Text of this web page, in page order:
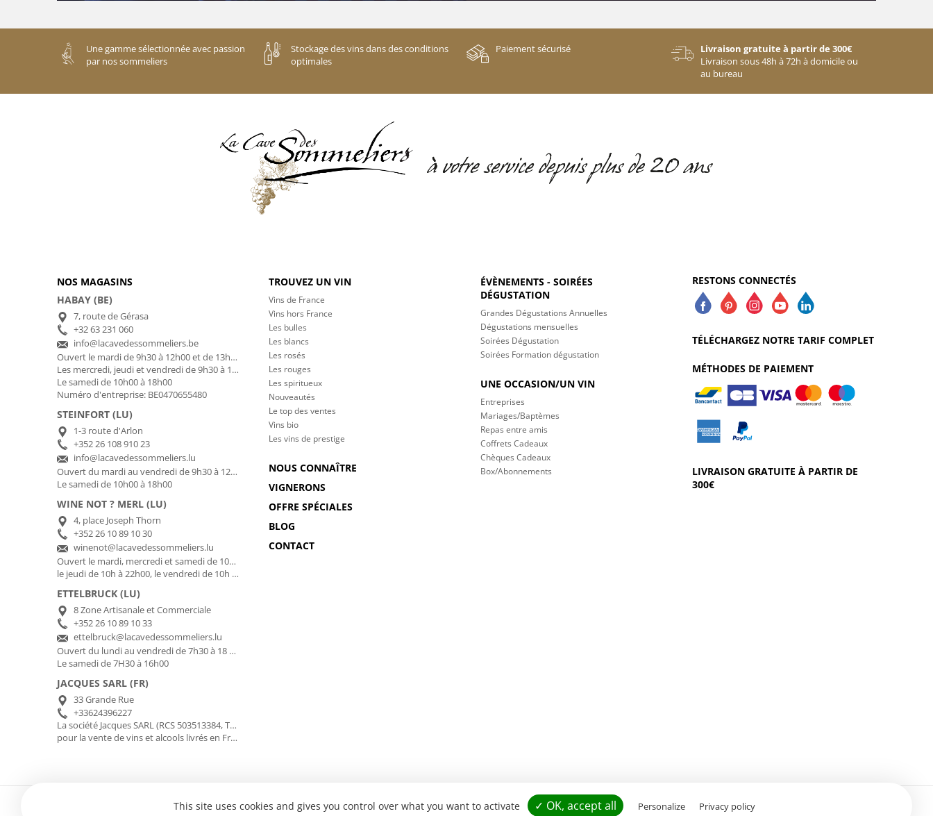
Une gamme sélectionnée avec passion
par nos sommeliers
Stockage des vins dans des conditions
optimales
Paiement sécurisé
Livraison gratuite à partir de 300€
Livraison sous 48h à 72h à domicile ou
au bureau
NOS MAGASINS
HABAY (BE)
7, route de Gérasa
+32 63 231 060
info@lacavedessommeliers.be
Ouvert le mardi de 9h30 à 12h00 et de 13h00 à 17h00
Les mercredi, jeudi et vendredi de 9h30 à 12h00 et de 13h00 à 18h30
Le samedi de 10h00 à 18h00
Numéro d'entreprise: BE0470655480
STEINFORT (LU)
1-3 route d'Arlon
+352 26 108 910 23
info@lacavedessommeliers.lu
Ouvert du mardi au vendredi de 9h30 à 12h00 et de 13h00 à 18h30
Le samedi de 10h00 à 18h00
WINE NOT ? MERL (LU)
4, place Joseph Thorn
+352 26 10 89 10 30
winenot@lacavedessommeliers.lu
Ouvert le mardi, mercredi et samedi de 10h à 18h30,
le jeudi de 10h à 22h00, le vendredi de 10h à 20h30
ETTELBRUCK (LU)
8 Zone Artisanale et Commerciale
+352 26 10 89 10 33
ettelbruck@lacavedessommeliers.lu
Ouvert du lundi au vendredi de 7h30 à 18 h00
Le samedi de 7H30 à 16h00
JACQUES SARL (FR)
33 Grande Rue
+33624396227
La société Jacques SARL (RCS 503513384, TVA FR01503513384) gère pour le compte de La Cave des Sommeliers les transactions bancaires et la facturation
pour la vente de vins et alcools livrés en France Métropolitaine
TROUVEZ UN VIN
Vins de France
Vins hors France
Les bulles
Les blancs
Les rosés
Les rouges
Les spiritueux
Nouveautés
Le top des ventes
Vins bio
Les vins de prestige
NOUS CONNAÎTRE
VIGNERONS
OFFRE SPÉCIALES
BLOG
CONTACT
ÉVÈNEMENTS - SOIRÉES
DÉGUSTATION
Grandes Dégustations Annuelles
Dégustations mensuelles
Soirées Dégustation
Soirées Formation dégustation
UNE OCCASION/UN VIN
Entreprises
Mariages/Baptèmes
Repas entre amis
Coffrets Cadeaux
Chèques Cadeaux
Box/Abonnements
RESTONS CONNECTÉS
TÉLÉCHARGEZ NOTRE TARIF COMPLET
MÉTHODES DE PAIEMENT
LIVRAISON GRATUITE À PARTIR DE
300€
L'ABUS D'ALCOOL EST DANGEREUX POUR LA SANTÉ. CONSOMMEZ AVEC MODÉRATION.
This site uses cookies and gives you control over what you want to activate ✓ OK, accept all Personalize Privacy policy